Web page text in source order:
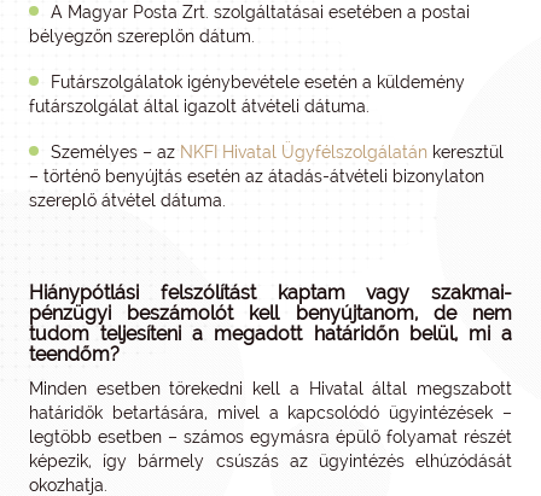
A Magyar Posta Zrt. szolgáltatásai esetében a postai
bélyegzőn szereplőn dátum.
Futárszolgálatok igénybevétele esetén a küldemény
futárszolgálat által igazolt átvételi dátuma.
Személyes – az NKFI Hivatal Ügyfélszolgálatán keresztül
– történő benyújtás esetén az átadás-átvételi bizonylaton
szereplő átvétel dátuma.
Hiánypótlási felszólítást kaptam vagy szakmai-
pénzügyi beszámolót kell benyújtanom, de nem
tudom teljesíteni a megadott határidőn belül, mi a
teendőm?
Minden esetben törekedni kell a Hivatal által megszabott
határidők betartására, mivel a kapcsolódó ügyintézések –
legtöbb esetben – számos egymásra épülő folyamat részét
képezik, így bármely csúszás az ügyintézés elhúzódását
okozhatja.